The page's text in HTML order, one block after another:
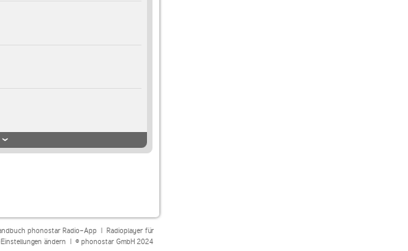
phonostar Radio-App| Radioplayer für
ändern | © phonostar GmbH 2024